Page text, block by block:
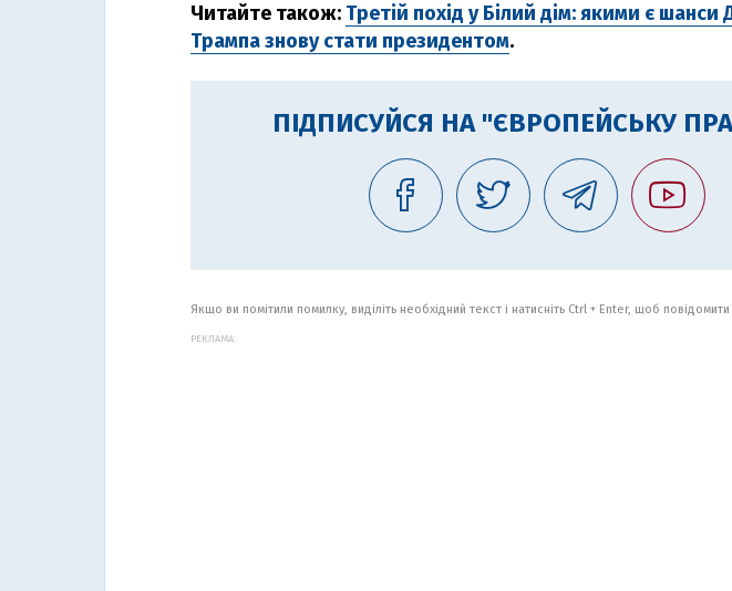
Читайте також: Третій похід у Білий дім: якими є шанси
Трампа знову стати президентом.
ПІДПИСУЙСЯ НА "ЄВРОПЕЙСЬКУ
Якщо ви помітили помилку, виділіть необхідний текст і натисніть Ctrl + Enter, щоб
РЕКЛАМА: